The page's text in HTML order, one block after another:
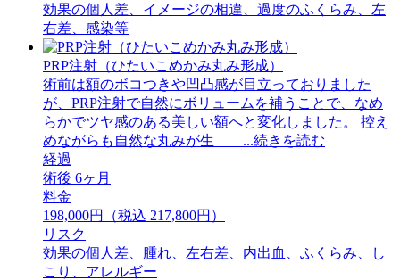
効果の個人差、イメージの相違、過度のふくらみ、左
右差、感染等
PRP注射（ひたいこめかみ丸み形成）
術前は額のボコつきや凹凸感が目立っておりました
が、PRP注射で自然にボリュームを補うことで、なめ
らかでツヤ感のある美しい額へと変化しました。 ⁡控え
めながらも自然な丸みが生 ...続きを読む
経過
術後 6ヶ月
料金
198,000円（税込 217,800円）
リスク
効果の個人差、腫れ、左右差、内出血、ふくらみ、し
こり、アレルギー